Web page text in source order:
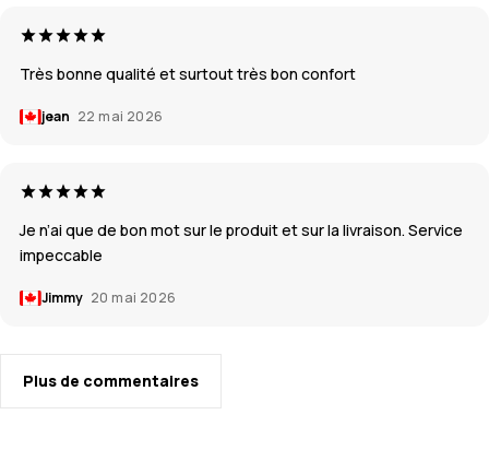
Très bonne qualité et surtout très bon confort
jean 22 mai 2026
Je n’ai que de bon mot sur le produit et sur la livraison. Service
impeccable
Jimmy 20 mai 2026
Plus de commentaires